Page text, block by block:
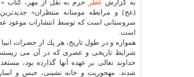
به گزارش عطر حرم به نقل از مهر، كتاب
(عج) و مرابطه مومنانه منتظران»
سروستانی است كه توسط انتشارات موعود
است.
همواره و در طول تاریخ، هر یك از حضرات
شرایط تاریخی و عصری كه در آن می
خداوند تعالی بر عهده آنها گذارده بود،
شدند. مهجوریت و خانه نشینی، حبس و